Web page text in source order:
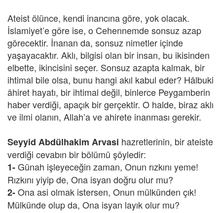
Ateist ölünce, kendi inancına göre, yok olacak.
İslamiyet’e göre ise, o Cehennemde sonsuz azap
görecektir. İnanan da, sonsuz nimetler içinde
yaşayacaktır. Aklı, bilgisi olan bir insan, bu ikisinden
elbette, ikincisini seçer. Sonsuz azapta kalmak, bir
ihtimal bile olsa, bunu hangi akıl kabul eder? Hâlbuki
âhiret hayatı, bir ihtimal değil, binlerce Peygamberin
haber verdiği, apaçık bir gerçektir. O halde, biraz aklı
ve ilmi olanın, Allah’a ve ahirete inanması gerekir.
Seyyid Abdülhakim Arvasi hazretlerinin, bir ateiste
verdiği cevabın bir bölümü şöyledir:
1-Günah işleyeceğin zaman, Onun rızkını yeme!
Rızkını yiyip de, Ona isyan doğru olur mu?
2-Ona asi olmak istersen, Onun mülkünden çık!
Mülkünde olup da, Ona isyan layık olur mu?